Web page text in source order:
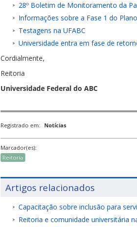
28º Boletim de Monitoramento da
Informações sobre a Fase 1 do
Testagens na UFABC
Universidade entra em fase de
Cordialmente,
Reitoria
Universidade Federal do ABC
Registrado em: Notícias
Marcador(es):
Reitoria
Artigos relacionados
Capacitação sobre inclusão para
Reitoria e comunidade universitária